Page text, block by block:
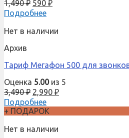
1,490₽ 590 ₽
Подробнее
Нет в наличии
Архив
Тариф Мегафон 500 для
Оценка 5.00из 5
3,490₽ 2,990 ₽
Подробнее
+ ПОДАРОК
Нет в наличии